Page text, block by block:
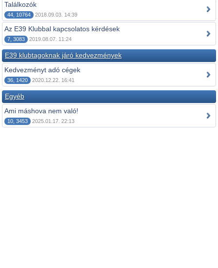
Találkozók
44, 10764 2018.09.03. 14:39
Az E39 Klubbal kapcsolatos kérdések
7, 3083 2019.08.07. 11:24
E39 klubtagoknak járó kedvezmények
Kedvezményt adó cégek
36, 1420 2020.12.22. 16:41
Egyéb
Ami máshova nem való!
10, 3453 2025.01.17. 22:13